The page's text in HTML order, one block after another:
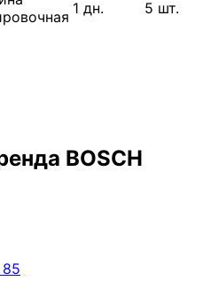
1 дн. 5 шт.
BOSCH